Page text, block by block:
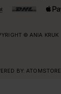
© ANIA KRUK
BY: ATOMSTORE